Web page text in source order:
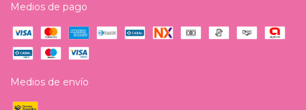
Medios de pago
Medios de envío